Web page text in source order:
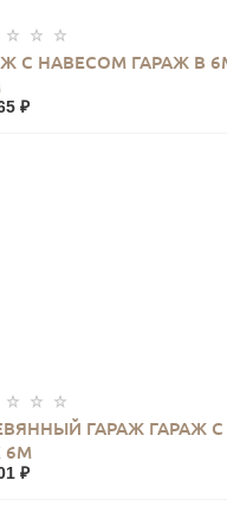
С НАВЕСОМ ГАРАЖ В
₽
КУПИТЬ
ГАРАЖ ГАРАЖ С
6М
₽
КУПИТЬ